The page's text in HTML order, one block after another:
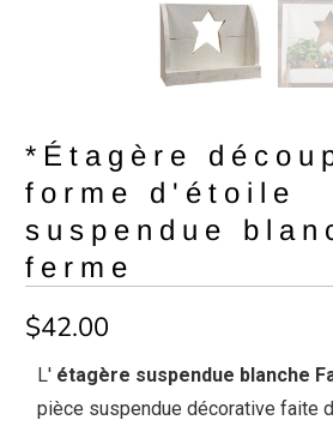
*Étagère
forme d'étoile
suspendue
ferme
$42.00
L' étagère suspendue blanche
pièce suspendue décorative faite